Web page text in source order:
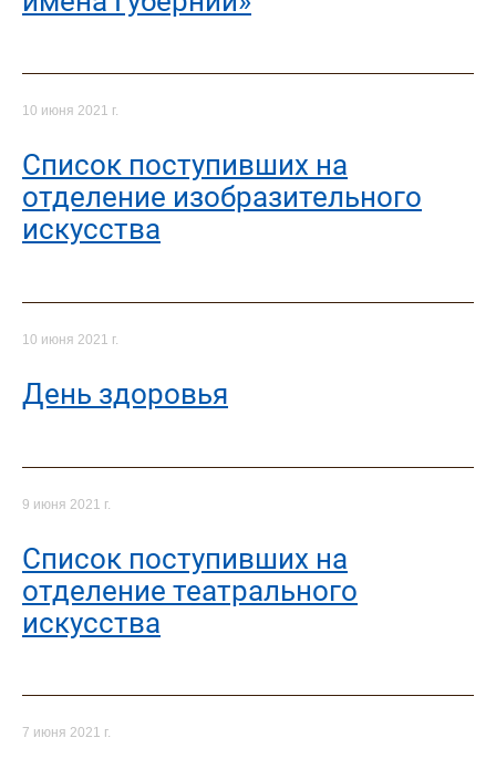
10 июня 2021 г.
Список поступивших на
отделение изобразительного
искусства
10 июня 2021 г.
День здоровья
9 июня 2021 г.
Список поступивших на
отделение театрального
искусства
7 июня 2021 г.